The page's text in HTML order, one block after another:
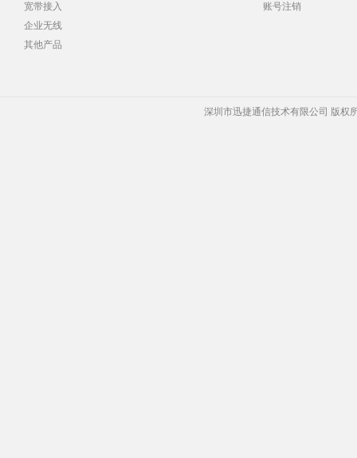
宽带接入
企业无线
其他产品
账号注销
深圳市迅捷通信技术有限公司 版权